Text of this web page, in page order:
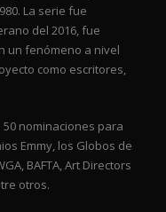
La serie fue
del 2016, fue
un fenómeno a nivel
como escritores,
nominaciones para
Emmy, los Globos de
BAFTA, Art Directors
otros.